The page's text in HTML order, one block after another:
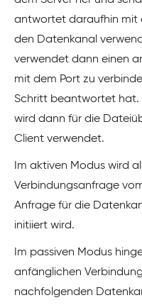
antwortet daraufhin mit
den Datenkanal
verwendet dann einen
mit dem Port zu
Schritt beantwortet hat.
wird dann für die
Client verwendet.
Im aktiven Modus wird
Verbindungsanfrage
Anfrage für die
initiiert wird.
Im passiven Modus
anfänglichen
nachfolgenden